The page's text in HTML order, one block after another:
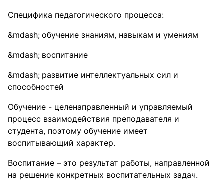
Специфика педагогического процесса:
обучение знаниям, навыкам и умениям
воспитание
развитие интеллектуальных сил и
способностей
Обучение - целенаправленный и управляемый
процесс взаимодействия преподавателя и
студента, поэтому обучение имеет
воспитывающий характер.
Воспитание – это результат работы, направленной
на решение конкретных воспитательных задач.